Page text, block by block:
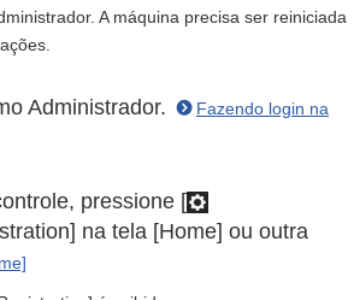
A máquina precisa ser reiniciada
Administrador.
Fazendo login na
pressione [
na tela [Home] ou outra